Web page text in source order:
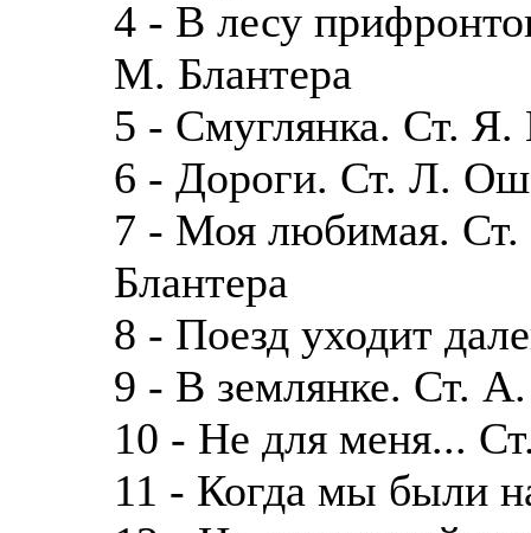
4 - В лесу
М. Блантера
5 - Смуглянка. Ст.
6 - Дороги. Ст. Л.
7 - Моя любимая. Ст.
Блантера
8 - Поезд уходит
9 - В землянке. Ст.
10 - Не для меня...
11 - Когда мы были